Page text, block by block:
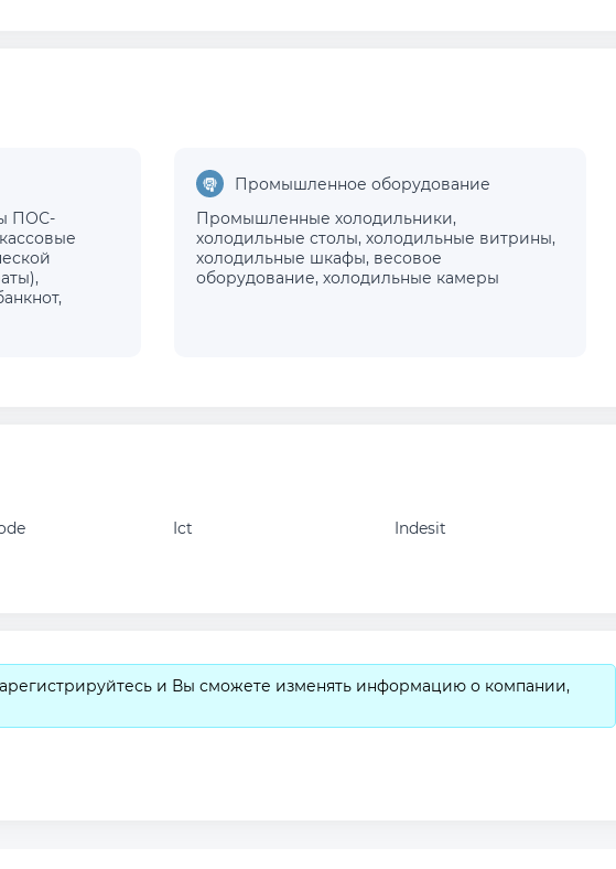
ПОС-
кассовые
,
,
Промышленное оборудование
Промышленные холодильники,
холодильные столы,холодильные витрины,
холодильные шкафы, весовое
оборудование,холодильные камеры
Ict
Indesit
и Вы сможете изменять информацию о компании,